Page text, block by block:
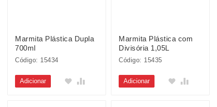
Marmita Plástica Dupla
700ml
Código: 15434
Adicionar
Marmita Plástica com
Divisória 1,05L
Código: 15435
Adicionar